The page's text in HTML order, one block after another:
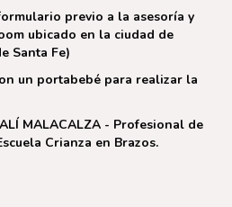
previo a la asesoría y
ubicado en la ciudad de
Santa Fe)
un portabebé para realizar la
MALACALZA - Profesional de
Crianza en Brazos.